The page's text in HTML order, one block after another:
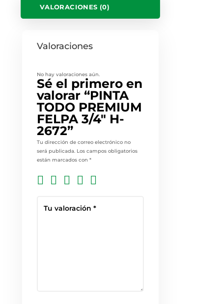
VALORACIONES (0)
Valoraciones
No hay valoraciones aún.
Sé el primero en
valorar “PINTA
TODO PREMIUM
FELPA 3/4″ H-
2672”
Tu dirección de correo electrónico no
será publicada. Los campos obligatorios
están marcados con *